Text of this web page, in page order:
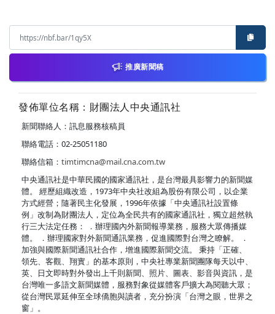
推廣新聞稿
發佈單位名稱：財團法人中央通訊社
新聞聯絡人：訊息服務核稿員
聯絡電話：02-25051180
聯絡信箱： timtimcna@mail.cna.com.tw
中央通訊社是中華民國的國家通訊社，是台灣最具影響力的新聞媒
體。 經歷組織改造，1973年中央社改組為股份有限公司，以企業
方式經營；隨著民主化發展，1996年依據「中央通訊社設置條
例」改制為財團法人，定位為全民共有的國家通訊社，獨立超然執
行三大法定任務： ．辦理國內外新聞報導業務，服務大眾傳播媒
體。 ．辦理國家對外新聞通訊業務，促進國際對台灣之瞭解。 ．
加強與國際新聞通訊社合作，增進國際新聞交流。 秉持「正確、
領先、客觀、翔實」的基本原則，中央社專業新聞團隊每天以中、
英、日文即時對外發出上千則新聞、照片、圖表、影音與資訊，是
台灣唯一多語文新聞媒體，服務對象從媒體客戶擴大為閱聽大眾；
從台灣民眾延伸至全球僑胞與讀者，充分扮演「台灣之眼，世界之
窗」。